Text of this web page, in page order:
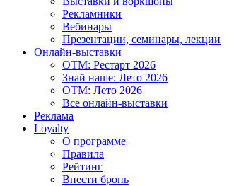
Рекламники
Вебинары
Презентации, семинары, лекции
Онлайн-выставки
OTM: Рестарт 2026
Знай наше: Лето 2026
OTM: Лето 2026
Все онлайн-выставки
Реклама
Loyalty
О программе
Правила
Рейтинг
Внести бронь